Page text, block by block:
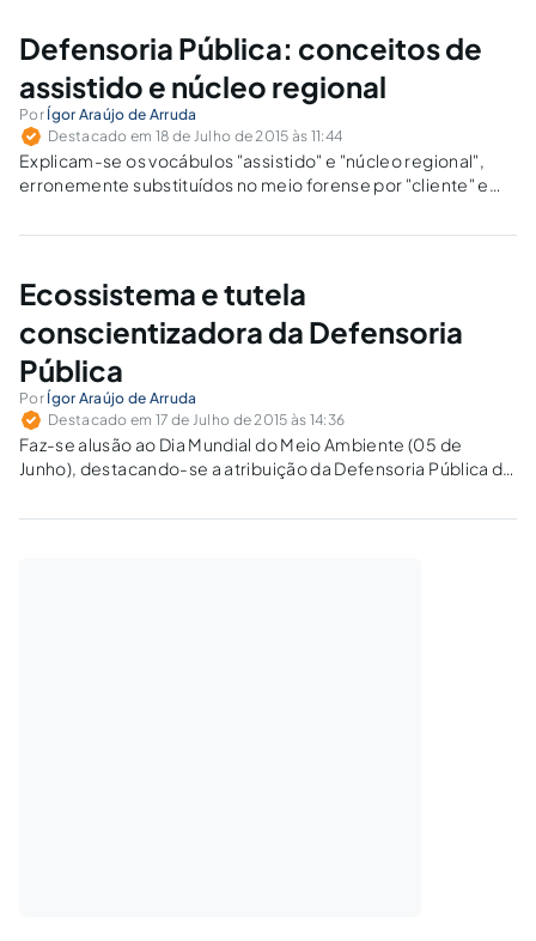
Defensoria Pública: conceitos de
assistido e núcleo regional
Por Ígor Araújo de Arruda
Destacado em 18 de Julho de 2015 às 11:44
Explicam-se os vocábulos "assistido" e "núcleo regional",
erronemente substituídos no meio forense por "cliente" e
Institucional e à educação.
Ecossistema e tutela
conscientizadora da Defensoria
Pública
Por Ígor Araújo de Arruda
Destacado em 17 de Julho de 2015 às 14:36
Faz-se alusão ao Dia Mundial do Meio Ambiente (05 de
Junho), destacando-se a atribuição da Defensoria Pública de